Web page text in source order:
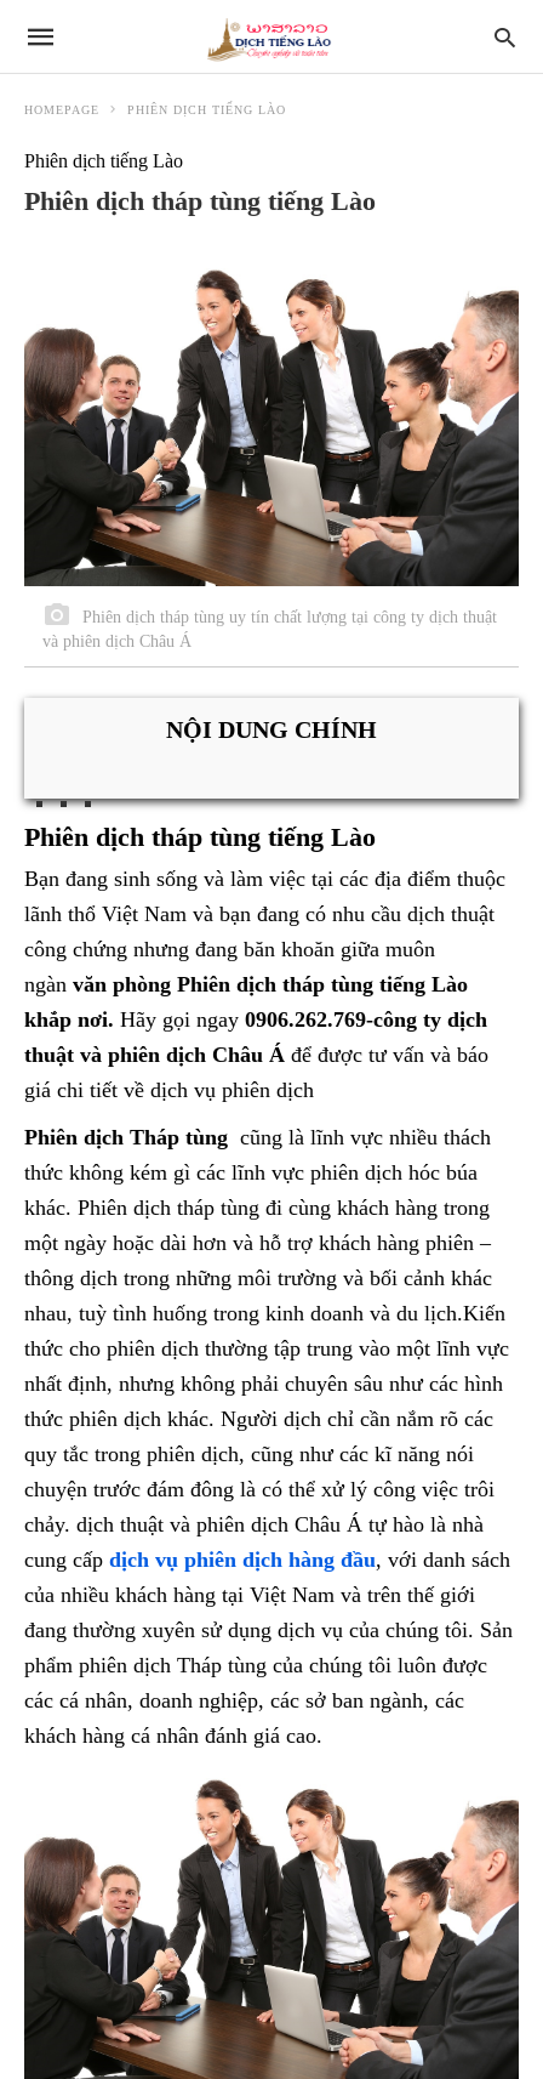
HOMEPAGE PHIÊN DỊCH TIẾNG LÀO
Phiên dịch tiếng Lào
Phiên dịch tháp tùng tiếng Lào
Phiên dịch tháp tùng uy tín chất lượng tại công ty dịch thuật
và phiên dịch Châu Á
NỘI DUNG CHÍNH
Phiên dịch tháp tùng tiếng Lào
Bạn đang sinh sống và làm việc tại các địa điểm thuộc
lãnh thổ Việt Nam và bạn đang có nhu cầu dịch thuật
công chứng nhưng đang băn khoăn giữa muôn
ngàn văn phòng Phiên dịch tháp tùng tiếng Lào
khắp nơi. Hãy gọi ngay 0906.262.769-công ty dịch
thuật và phiên dịch Châu Á để được tư vấn và báo
giá chi tiết về dịch vụ phiên dịch
Phiên dịch Tháp tùng cũng là lĩnh vực nhiều thách
thức không kém gì các lĩnh vực phiên dịch hóc búa
khác. Phiên dịch tháp tùng đi cùng khách hàng trong
một ngày hoặc dài hơn và hỗ trợ khách hàng phiên –
thông dịch trong những môi trường và bối cảnh khác
nhau, tuỳ tình huống trong kinh doanh và du lịch.Kiến
thức cho phiên dịch thường tập trung vào một lĩnh vực
nhất định, nhưng không phải chuyên sâu như các hình
thức phiên dịch khác. Người dịch chỉ cần nắm rõ các
quy tắc trong phiên dịch, cũng như các kĩ năng nói
chuyện trước đám đông là có thể xử lý công việc trôi
chảy. dịch thuật và phiên dịch Châu Á tự hào là nhà
cung cấp dịch vụ phiên dịch hàng đầu, với danh sách
của nhiều khách hàng tại Việt Nam và trên thế giới
đang thường xuyên sử dụng dịch vụ của chúng tôi. Sản
phẩm phiên dịch Tháp tùng của chúng tôi luôn được
các cá nhân, doanh nghiệp, các sở ban ngành, các
khách hàng cá nhân đánh giá cao.